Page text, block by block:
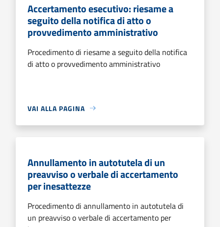
Accertamento esecutivo: riesame a
seguito della notifica di atto o
provvedimento amministrativo
Procedimento di riesame a seguito della notifica
di atto o provvedimento amministrativo
VAI ALLA PAGINA
Annullamento in autotutela di un
preavviso o verbale di accertamento
per inesattezze
Procedimento di annullamento in autotutela di
un preavviso o verbale di accertamento per